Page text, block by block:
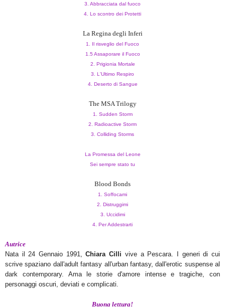
3. Abbracciata dal fuoco
4. Lo scontro dei Protetti
La Regina degli Inferi
1. Il risveglio del Fuoco
1.5 Assaporare il Fuoco
2. Prigionia Mortale
3. L'Ultimo Respiro
4. Deserto di Sangue
The MSA Trilogy
1. Sudden Storm
2. Radioactive Storm
3. Colliding Storms
La Promessa del Leone
Sei sempre stato tu
Blood Bonds
1. Soffocami
2. Distruggimi
3. Uccidimi
4. Per Addestrarti
Autrice
Nata il 24 Gennaio 1991,Chiara Cilli vive a Pescara. I generi di cui
scrive spaziano dall'adult fantasy all'urban fantasy, dall'erotic suspense al
dark contemporary. Ama le storie d'amore intense e tragiche, con
personaggi oscuri, deviati e complicati.
Buona lettura!